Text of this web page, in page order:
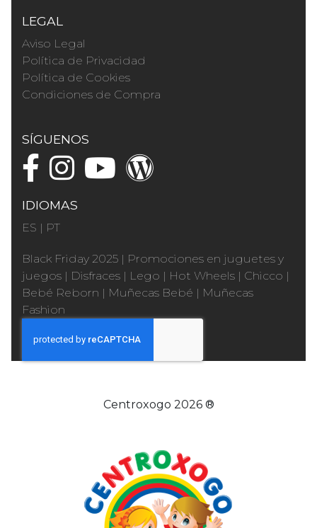
LEGAL
Aviso Legal
Política de Privacidad
Política de Cookies
Condiciones de Compra
SÍGUENOS
IDIOMAS
ES | PT
Black Friday 2025 | Promociones en juguetes y
juegos | Disfraces | Lego | Hot Wheels | Chicco |
Bebé Reborn | Muñecas Bebé | Muñecas
Fashion
Centroxogo 2026 ®